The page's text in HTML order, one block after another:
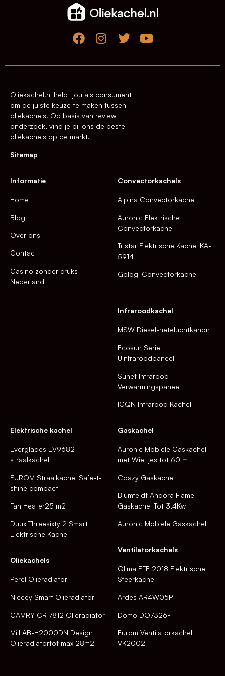
Oliekachel.nl helpt jou als consument
om de juiste keuze te maken tussen
oliekachels. Op basis van review
onderzoek, vind je bij ons de beste
oliekachels op de markt.
Sitemap
Informatie
Home
Blog
Over ons
Contact
Casino zonder cruks
Nederland
Convectorkachels
Alpina Convectorkachel
Auronic Elektrische
Convectorkachel
Tristar Elektrische Kachel KA-
5914
Gologi Convectorkachel
Infraroodkachel
MSW Diesel-heteluchtkanon
Ecosun Serie
Uinfraroodpaneel
Sunet Infrarood
Verwarmingspaneel
ICQN Infrarood Kachel
Elektrische kachel
Everglades EV9682
straalkachel
EUROM Straalkachel Safe-t-
shine compact
Fan Heater25 m2
Duux Threesixty 2 Smart
Elektrische Kachel
Oliekachels
Perel Olieradiator
Niceey Smart Olieradiator
CAMRY CR 7812 Olieradiator
Mill AB-H2000DN Design
Olieradiatortot max 28m2
Gaskachel
Auronic Mobiele Gaskachel
met Wieltjes tot 60 m
Coazy Gaskachel
Blumfeldt Andora Flame
Gaskachel Tot 3,4Kw
Auronic Mobiele Gaskachel
Ventilatorkachels
Qlima EFE 2018 Elektrische
Sfeerkachel
Ardes AR4W05P
Domo DO7326F
Eurom Ventilatorkachel
VK2002